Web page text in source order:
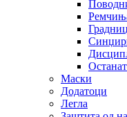
Маски
Додатоци
Легла